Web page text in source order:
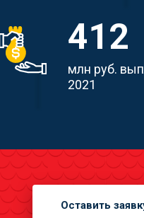
412
млн руб.
2021
Оставить